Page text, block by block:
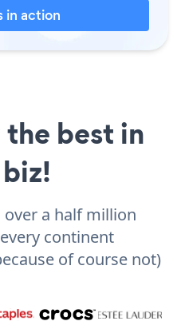
in action
best in
over a half million
continent
of course not)